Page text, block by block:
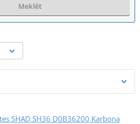
Meklēt
SHAD SH36 D0B36200 Karbona